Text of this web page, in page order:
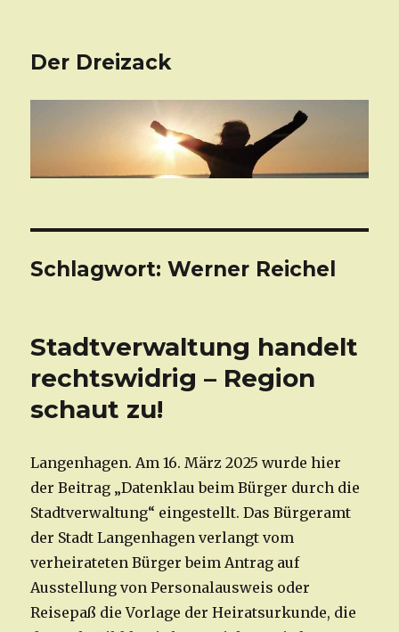
Der Dreizack
Schlagwort: Werner Reichel
Stadtverwaltung handelt
rechtswidrig – Region
schaut zu!
Langenhagen. Am 16. März 2025 wurde hier
der Beitrag „Datenklau beim Bürger durch die
Stadtverwaltung“ eingestellt. Das Bürgeramt
der Stadt Langenhagen verlangt vom
verheirateten Bürger beim Antrag auf
Ausstellung von Personalausweis oder
Reisepaß die Vorlage der Heiratsurkunde, die